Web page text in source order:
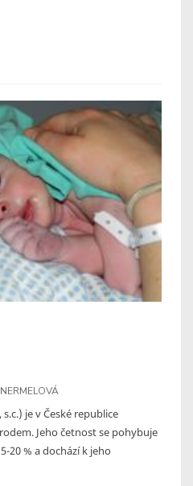
je v České republice
Jeho četnost se pohybuje
20 % a dochází k jeho